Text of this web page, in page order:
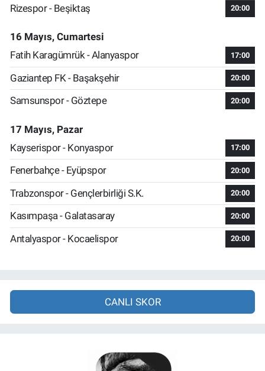
Rizespor - Beşiktaş
20:00
16 Mayıs, Cumartesi
Fatih Karagümrük - Alanyaspor
17:00
Gaziantep FK - Başakşehir 20:00
Samsunspor - Göztepe 20:00
17 Mayıs, Pazar
Kayserispor - Konyaspor
17:00
Fenerbahçe - Eyüpspor 20:00
Trabzonspor - Gençlerbirliği S.K. 20:00
Kasımpaşa - Galatasaray 20:00
Antalyaspor - Kocaelispor 20:00
CANLI SKOR